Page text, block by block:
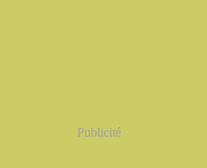
Publicité